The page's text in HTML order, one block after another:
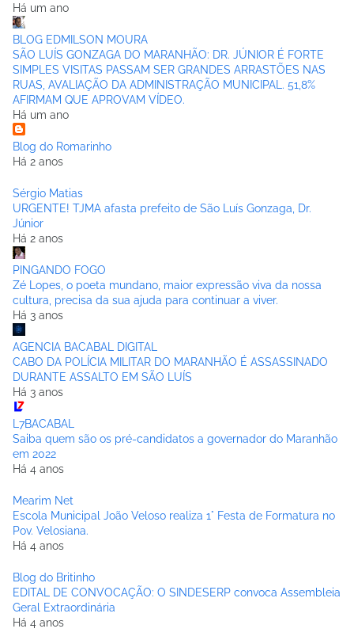
Há um ano
BLOG EDMILSON MOURA
SÃO LUÍS GONZAGA DO MARANHÃO: DR. JÚNIOR É FORTE
SIMPLES VISITAS PASSAM SER GRANDES ARRASTÕES NAS
RUAS, AVALIAÇÃO DA ADMINISTRAÇÃO MUNICIPAL. 51,8%
AFIRMAM QUE APROVAM VÍDEO.
Há um ano
Blog do Romarinho
Há 2 anos
Sérgio Matias
URGENTE! TJMA afasta prefeito de São Luís Gonzaga, Dr.
Júnior
Há 2 anos
PINGANDO FOGO
Zé Lopes, o poeta mundano, maior expressão viva da nossa
cultura, precisa da sua ajuda para continuar a viver.
Há 3 anos
AGENCIA BACABAL DIGITAL
CABO DA POLÍCIA MILITAR DO MARANHÃO É ASSASSINADO
DURANTE ASSALTO EM SÃO LUÍS
Há 3 anos
L7BACABAL
Saiba quem são os pré-candidatos a governador do Maranhão
em 2022
Há 4 anos
Mearim Net
Escola Municipal João Veloso realiza 1° Festa de Formatura no
Pov. Velosiana.
Há 4 anos
Blog do Britinho
EDITAL DE CONVOCAÇÃO: O SINDESERP convoca Assembleia
Geral Extraordinária
Há 4 anos